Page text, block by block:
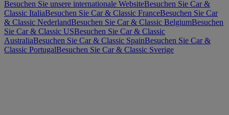
Besuchen Sie unsere internationale WebsiteBesuchen Sie Car &
Classic ItaliaBesuchen Sie Car & Classic FranceBesuchen Sie Car
& Classic NederlandBesuchen Sie Car & Classic BelgiumBesuchen
Sie Car & Classic USBesuchen Sie Car & Classic
AustraliaBesuchen Sie Car & Classic SpainBesuchen Sie Car &
Classic PortugalBesuchen Sie Car & Classic Sverige